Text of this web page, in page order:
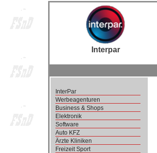
Interpar
InterPar
Werbeagenturen
Business & Shops
Elektronik
Software
Auto KFZ
Ärzte Kliniken
Freizeit Sport